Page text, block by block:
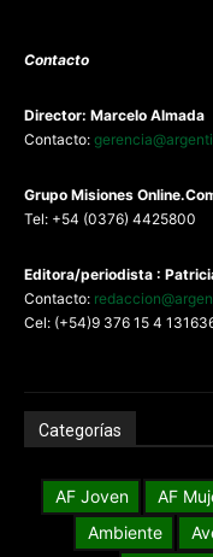
Contacto
Director: Marcelo Almada
Contacto:
Grupo Misiones
Tel: +54 (0376) 4425800
Editora/periodista :
Contacto:
Cel: (+54)9 376 15 4
Categorías
AF Joven AF
Ambiente